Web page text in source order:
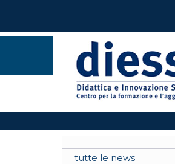
tutte le news